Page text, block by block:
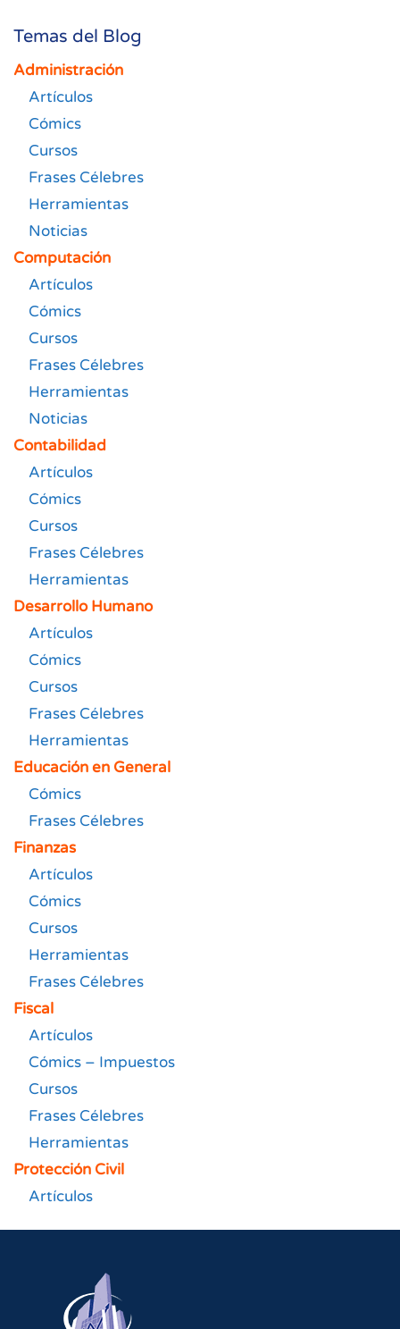
Temas del Blog
Administración
Artículos
Cómics
Cursos
Frases Célebres
Herramientas
Noticias
Computación
Artículos
Cómics
Cursos
Frases Célebres
Herramientas
Noticias
Contabilidad
Artículos
Cómics
Cursos
Frases Célebres
Herramientas
Desarrollo Humano
Artículos
Cómics
Cursos
Frases Célebres
Herramientas
Educación en General
Cómics
Frases Célebres
Finanzas
Artículos
Cómics
Cursos
Herramientas
Frases Célebres
Fiscal
Artículos
Cómics – Impuestos
Cursos
Frases Célebres
Herramientas
Protección Civil
Artículos